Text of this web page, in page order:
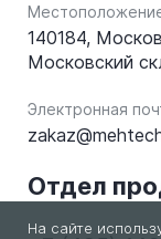
140184,
Московский
Электронная
Отдел
На сайте